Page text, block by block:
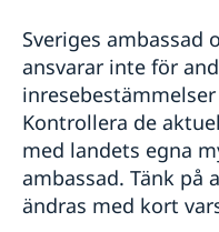
Sveriges ambassad
ansvarar inte för
Kontrollera de
med landets egna
ambassad. Tänk på
ändras med kort